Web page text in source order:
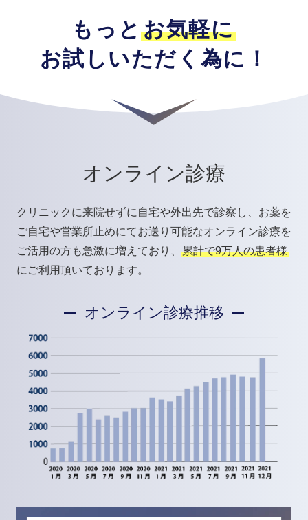
もっとお気軽に
お試しいただく為に！
オンライン診療
クリニックに来院せずに自宅や外出先で診察し、お薬を
ご自宅や営業所止めにてお送り可能なオンライン診療を
ご活用の方も急激に増えており、 累計で9万人の患者様
にご利用頂いております。
オンライン診療推移